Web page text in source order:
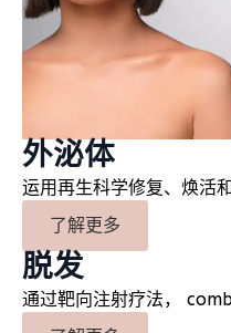
外泌体
运用再生科学修复、焕活
了解更多
脱发
通过靶向注射疗法，